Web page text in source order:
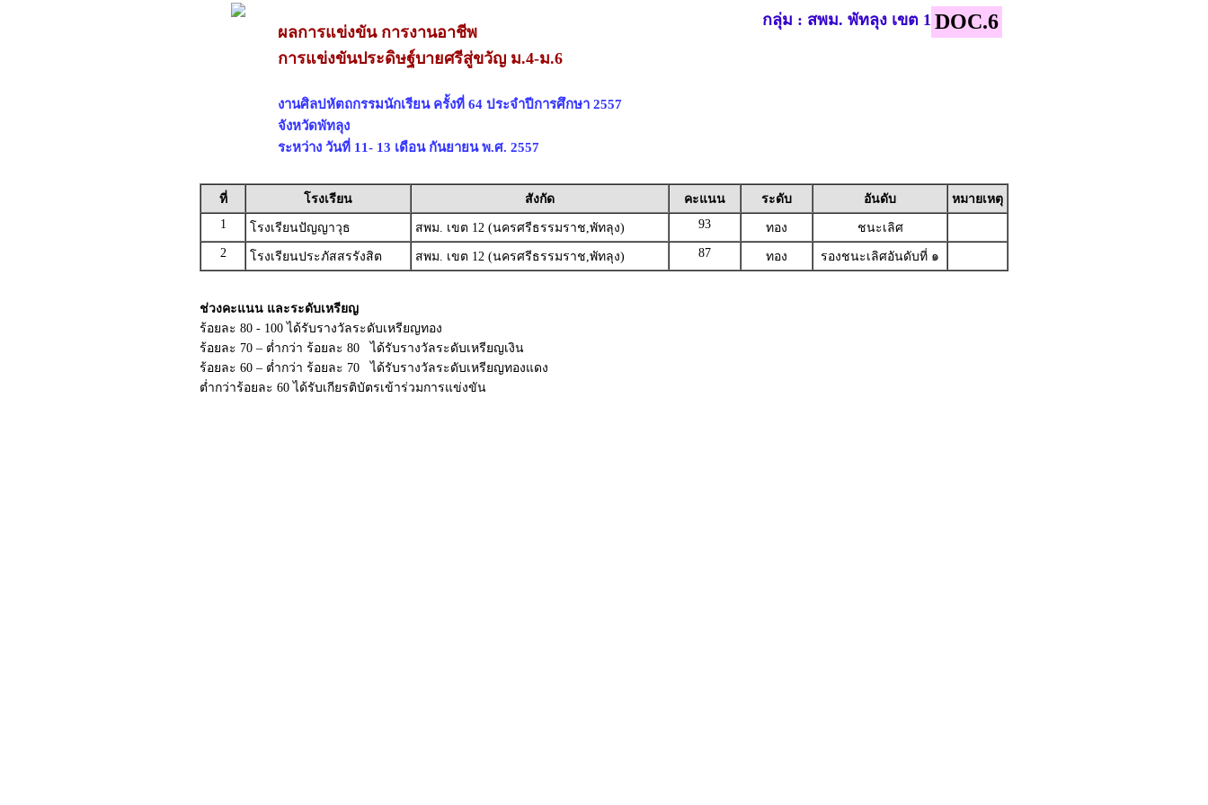
ผลการแข่งขัน การงานอาชีพ
การแข่งขันประดิษฐ์บายศรีสู่ขวัญ ม.4-ม.6
งานศิลปหัตถกรรมนักเรียน ครั้งที่ 64 ประจำปีการศึกษา 2557
จังหวัดพัทลุง
ระหว่าง วันที่ 11- 13 เดือน กันยายน พ.ศ. 2557
กลุ่ม : สพม. พัทลุง เขต 1 DOC.6
ที่ โรงเรียน สังกัด คะแนน ระดับ อันดับ
หมายเหตุ
1
โรงเรียนปัญญาวุธ สพม. เขต 12 (นครศรีธรรมราช,พัทลุง) 93 ทอง
ชนะเลิศ
2
โรงเรียนประภัสสรรังสิต สพม. เขต 12 (นครศรีธรรมราช,พัทลุง) 87 ทอง รองชนะเลิศอันดับที่ ๑
ช่วงคะแนน และระดับเหรียญ
ร้อยละ 80 - 100 ได้รับรางวัลระดับเหรียญทอง
ร้อยละ 70 – ต่ำกว่า ร้อยละ 80 ได้รับรางวัลระดับเหรียญเงิน
ร้อยละ 60 – ต่ำกว่า ร้อยละ 70 ได้รับรางวัลระดับเหรียญทองแดง
ต่ำกว่าร้อยละ 60 ได้รับเกียรติบัตรเข้าร่วมการแข่งขัน